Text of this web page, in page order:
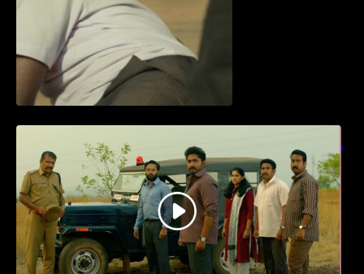
എത്തുന്ന “പാർട്നെർസ്” പ്രേക്ഷക ശ്രദ്ധ
നേടിയ ടീസർ കാണാം..